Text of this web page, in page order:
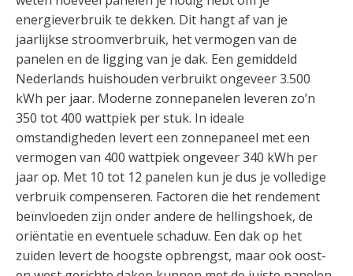
energieverbruik te dekken. Dit hangt af van je
jaarlijkse stroomverbruik, het vermogen van de
panelen en de ligging van je dak. Een gemiddeld
Nederlands huishouden verbruikt ongeveer 3.500
kWh per jaar. Moderne zonnepanelen leveren zo’n
350 tot 400 wattpiek per stuk. In ideale
omstandigheden levert een zonnepaneel met een
vermogen van 400 wattpiek ongeveer 340 kWh per
jaar op. Met 10 tot 12 panelen kun je dus je volledige
verbruik compenseren. Factoren die het rendement
beïnvloeden zijn onder andere de hellingshoek, de
oriëntatie en eventuele schaduw. Een dak op het
zuiden levert de hoogste opbrengst, maar ook oost-